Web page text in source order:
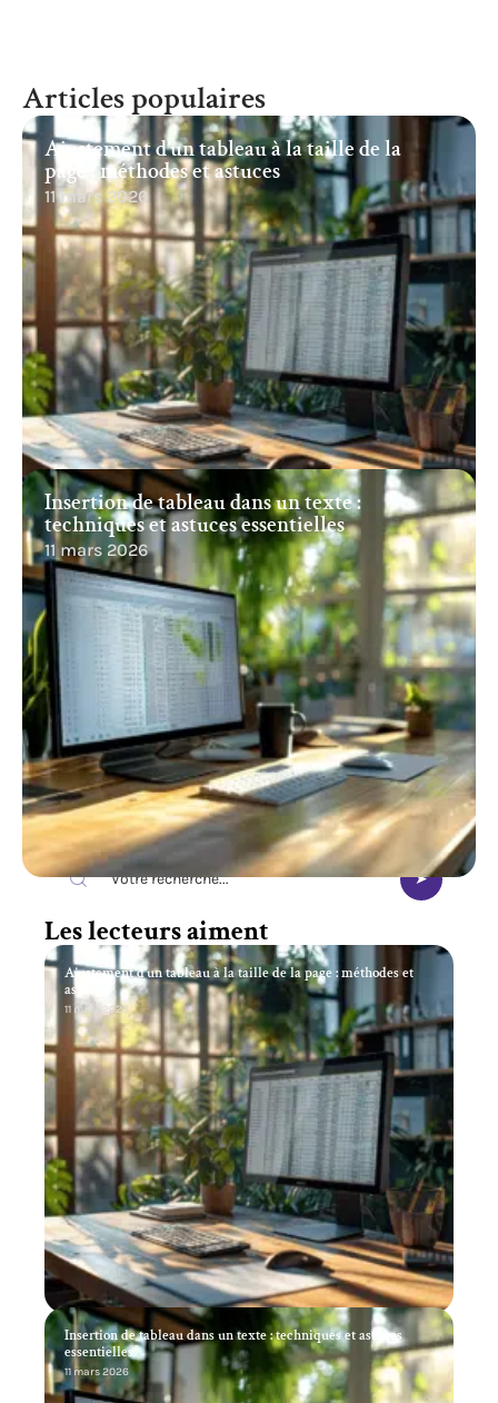
Articles populaires
Ajustement d’un tableau à la taille de la
page : méthodes et astuces
11 mars 2026
Insertion de tableau dans un texte :
techniques et astuces essentielles
11 mars 2026
Recherche
Les lecteurs aiment
Ajustement d’un tableau à la taille de la page : méthodes et
astuces
11 mars 2026
Insertion de tableau dans un texte : techniques et astuces
essentielles
11 mars 2026